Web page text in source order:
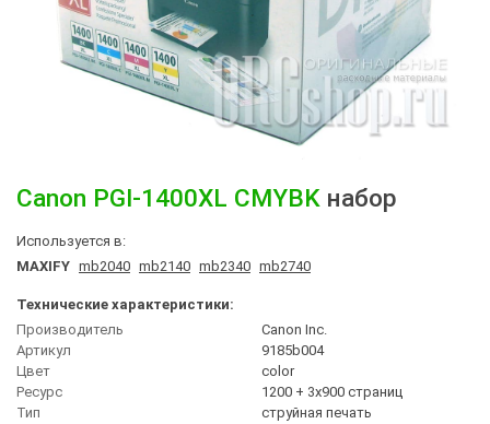
Canon PGI-1400XL CMYBK набор
Используется в:
MAXIFY mb2040 mb2140 mb2340 mb2740
Технические характеристики:
Производитель
Canon Inc.
Артикул
9185b004
Цвет
сolor
Ресурс
1200 + 3x900 страниц
Тип
струйная печать